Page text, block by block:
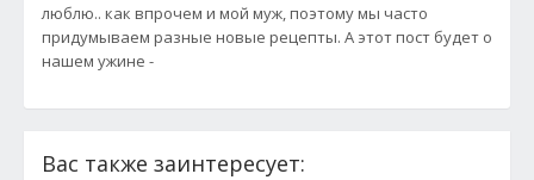
люблю.. как впрочем и мой муж, поэтому мы часто
придумываем разные новые рецепты. А этот пост будет о
нашем ужине -
Вас также заинтересует: